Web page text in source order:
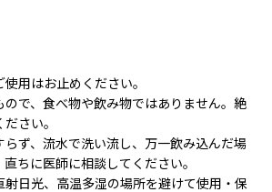
用はお止めください。
ので、食べ物や飲み物ではありません。絶
さい。
らず、流水で洗い流し、万一飲み込んだ場
ちに医師に相談してください。
射日光、高温多湿の場所を避けて使用・保